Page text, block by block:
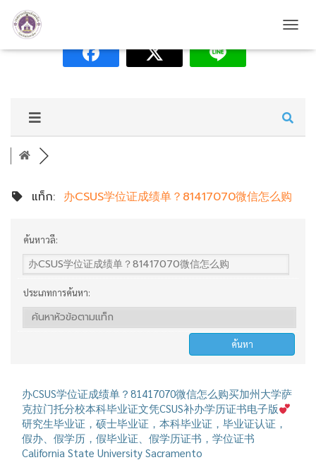
O
N
T
แท็ก: 办CSUS学位证成绩单？81417070微信怎么购
ค้นหาวลี:
ประเภทการค้นหา:
办CSUS学位证成绩单？81417070微信怎么购买加州大学萨
克拉门托分校本科毕业证文凭CSUS补办学历证书电子版
研究生毕业证，硕士毕业证，本科毕业证，毕业证认证，
假办、假学历，假毕业证、假学历证书，学位证书
California State University Sacramento